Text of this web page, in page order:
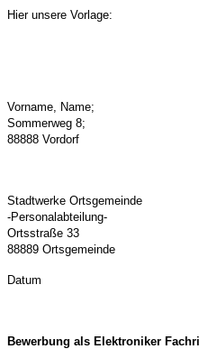
Hier unsere Vorlage:
Vorname, Name;
Sommerweg 8;
88888 Vordorf
Stadtwerke Ortsgemeinde
-Personalabteilung-
Ortsstraße 33
88889 Ortsgemeinde
Datum
Bewerbung als Elektroniker